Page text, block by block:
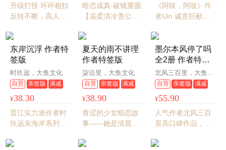
微群像 超级有意
思的古言
升级打怪 环环相扣
反转不断，高人气
男主
暗恋成真·破镜重圆
【温柔清冷贵公子×
人】十年，她的
129篇日记，等来
了他的130封家
书。
《阿吱，阿吱》作
者Uin 诚意巨献
魄建筑大佬】 不容
错过的久别重逢文
东岸沉浮 作者特
签版
时玖远，大鱼文化
自营 亲签版 满减
满折
¥38.30
晋江实力派作者时
玖远东海岸系列
奔赴 【深不可测“狐
夏天的雨不讲理
作者特签版
柒沿里，大鱼文化
自营 亲签版 满减
满折
¥38.90
青涩的少女暗恋故
事——她是清晨时
刻。至此相逢，却
墨尔本风停了吗
全2册 作者特签
版
自营 亲签版 满减
满折
¥55.90
人气作者北风三百
里高口碑作品，一
世纪的两段传奇爱